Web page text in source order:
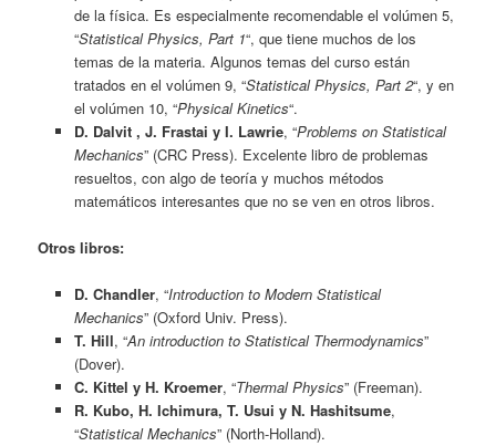
de la física. Es especialmente recomendable el volúmen 5,
“Statistical Physics, Part 1“, que tiene muchos de los
temas de la materia. Algunos temas del curso están
tratados en el volúmen 9, “Statistical Physics, Part 2“, y en
el volúmen 10, “Physical Kinetics“.
D. Dalvit , J. Frastai y I. Lawrie, “Problems on Statistical
Mechanics” (CRC Press). Excelente libro de problemas
resueltos, con algo de teoría y muchos métodos
matemáticos interesantes que no se ven en otros libros.
Otros libros:
D. Chandler, “Introduction to Modern Statistical
Mechanics” (Oxford Univ. Press).
T. Hill, “An introduction to Statistical Thermodynamics”
(Dover).
C. Kittel y H. Kroemer, “Thermal Physics” (Freeman).
R. Kubo, H. Ichimura, T. Usui y N. Hashitsume,
“Statistical Mechanics” (North-Holland).